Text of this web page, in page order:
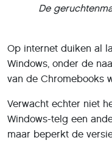
De
Op internet duiken al
Windows, onder de
van de Chromebooks
Verwacht echter niet
Windows-telg een
maar beperkt de